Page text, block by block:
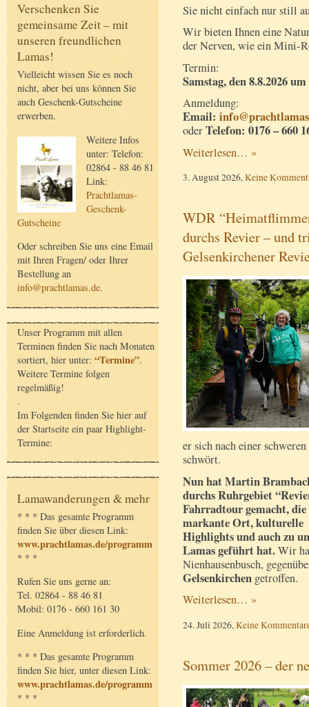
Verschenken Sie
gemeinsame Zeit – mit
unseren freundlichen
Lamas!
Vielleicht wissen Sie es noch
nicht, aber bei uns können Sie
auch Geschenk-Gutscheine
erwerben.
Weitere Infos
unter: Telefon:
02864 - 88 46 81
Link:
Prachtlamas-
Geschenk-
Gutscheine
Oder schreiben Sie uns eine Email
mit Ihren Fragen/ oder Ihrer
Bestellung an
info@prachtlamas.de.
Unser Programm mit allen
Terminen finden Sie nach Monaten
sortiert, hier unter: “Termine”.
Weitere Termine folgen
regelmäßig!
.
Im Folgenden finden Sie hier auf
der Startseite ein paar Highlight-
Termine:
Lamawanderungen & mehr
* * * Das gesamte Programm
finden Sie über diesen Link:
www.prachtlamas.de/programm
* * *
Rufen Sie uns gerne an:
Tel. 02864 - 88 46 81
Mobil: 0176 - 660 161 30
Eine Anmeldung ist erforderlich.
* * * Das gesamte Programm
finden Sie hier, unter diesen Link:
www.prachtlamas.de/programm
* * *
Sie nicht einfach nur still
Wir bieten Ihnen eine
der Nerven, wie ein Mini-
Termin:
Samstag, den 8.8.2026
Anmeldung:
Email:
oderTelefon: 0176 – 660
Weiterlesen… »
3. August 2026,Keine
WDR
durchs Revier – und
Gelsenkirchener
er sich nach einer
schwört.
Nun hat Martin
durchs Ruhrgebiet
Fahrradtour gemacht,
markante Ort, kulturelle
Highlights und auch zu
Lamas geführt hat.Wir
Nienhausenbusch,
Gelsenkirchen getroffen.
Weiterlesen… »
24. Juli 2026, Keine
Sommer 2026 – der